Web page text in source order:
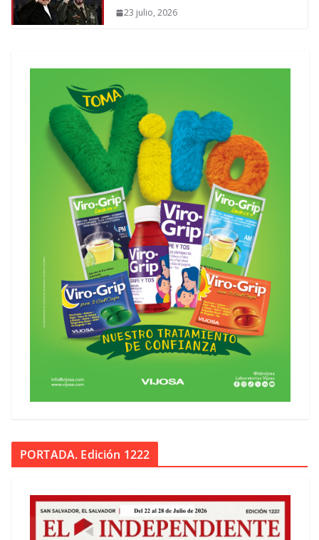
23 julio, 2026
PORTADA. Edición 1222